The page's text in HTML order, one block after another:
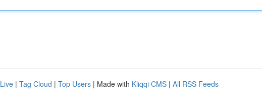
Live | Tag Cloud | Top Users | Made with Kliqqi CMS | All RSS Feeds